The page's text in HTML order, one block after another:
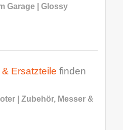
Garage | Glossy
Ersatzteile finden
| Zubehör, Messer &